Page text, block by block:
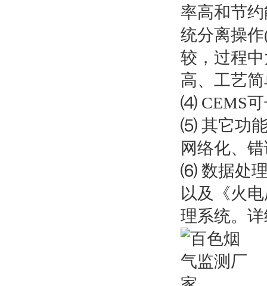
率高和节
统分离操
较，过程
高、工艺
⑷ CEMS可
⑸ 其它功
网络化、
⑹ 数据处
以及《火
理系统。